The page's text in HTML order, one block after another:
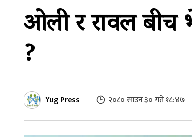
ओली र रावल बीच
?
Yug Press २०८० साउन ३० गते १८:४७